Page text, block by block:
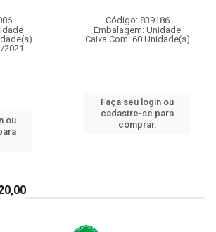
2021
ou
Código: 839186
Embalagem: Unidade
Caixa Com: 60 Unidade(s)
Faça seu login ou
cadastre-se para
comprar.